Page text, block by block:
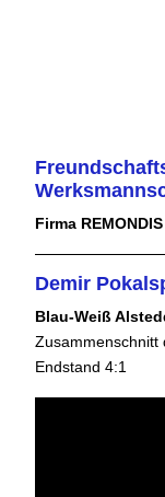
Firma
Demir
Blau-Weiß
Zusammenschnitt
Endstand 4:1